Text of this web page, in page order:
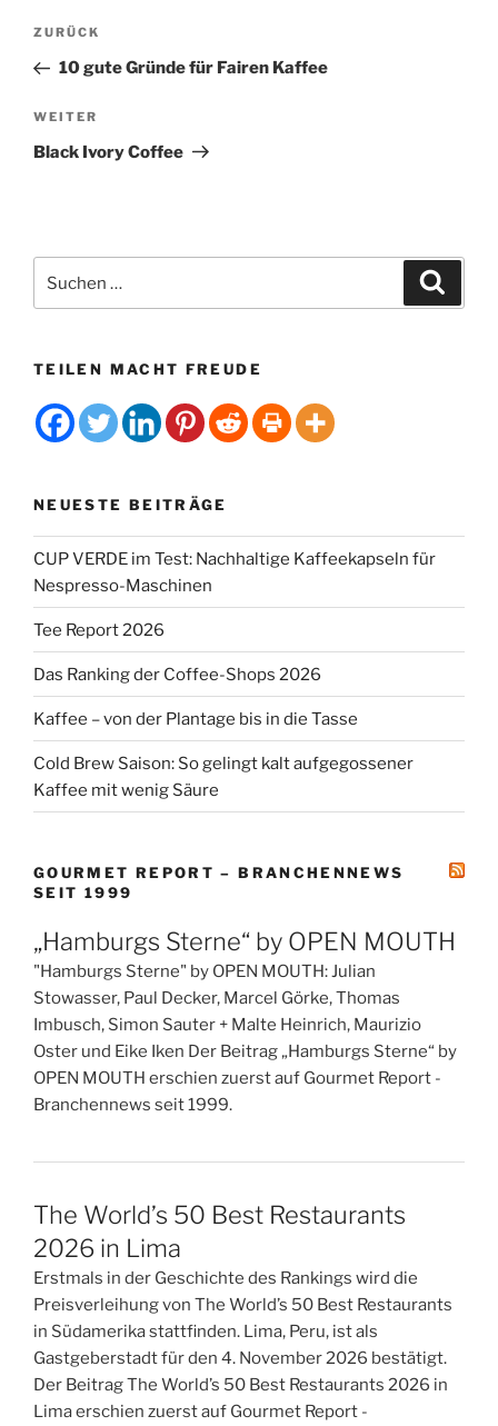
e
r
a
t
:
Beitragsnavigation
Vorheriger
Beitrag
ZURÜCK
10 gute Gründe für Fairen Kaffee
Nächster
Beitrag
WEITER
Black Ivory Coffee
nach:
TEILEN MACHT FREUDE
NEUESTE BEITRÄGE
CUP VERDE im Test: Nachhaltige Kaffeekapseln für
Nespresso-Maschinen
Tee Report 2026
Das Ranking der Coffee-Shops 2026
Kaffee – von der Plantage bis in die Tasse
Cold Brew Saison: So gelingt kalt aufgegossener
Kaffee mit wenig Säure
GOURMET REPORT – BRANCHENNEWS
SEIT 1999
„Hamburgs Sterne“ by OPEN MOUTH
"Hamburgs Sterne" by OPEN MOUTH: Julian
Stowasser, Paul Decker, Marcel Görke, Thomas
Imbusch, Simon Sauter + Malte Heinrich, Maurizio
Oster und Eike Iken Der Beitrag „Hamburgs Sterne“ by
OPEN MOUTH erschien zuerst auf Gourmet Report -
Branchennews seit 1999.
The World’s 50 Best Restaurants
2026 in Lima
Erstmals in der Geschichte des Rankings wird die
Preisverleihung von The World’s 50 Best Restaurants
in Südamerika stattfinden. Lima, Peru, ist als
Gastgeberstadt für den 4. November 2026 bestätigt.
Der Beitrag The World’s 50 Best Restaurants 2026 in
Lima erschien zuerst auf Gourmet Report -